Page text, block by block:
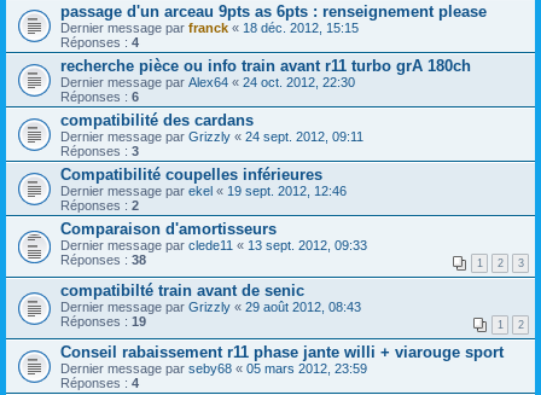
passage d'un arceau 9pts as 6pts : renseignement please
Dernier message par franck « 18 déc. 2012, 15:15
Réponses : 4
recherche pièce ou info train avant r11 turbo grA 180ch
Dernier message par Alex64 « 24 oct. 2012, 22:30
Réponses : 6
compatibilité des cardans
Dernier message par Grizzly « 24 sept. 2012, 09:11
Réponses : 3
Compatibilité coupelles inférieures
Dernier message par ekel « 19 sept. 2012, 12:46
Réponses : 2
Comparaison d'amortisseurs
Dernier message par clede11 « 13 sept. 2012, 09:33
Réponses : 38 1 2 3
compatibilté train avant de senic
Dernier message par Grizzly « 29 août 2012, 08:43
Réponses : 19 1 2
Conseil rabaissement r11 phase jante willi + viarouge sport
Dernier message par seby68 « 05 mars 2012, 23:59
Réponses : 4